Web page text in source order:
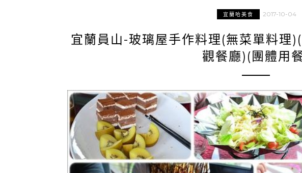
宜蘭哈美食 2017-10-04
宜蘭員山-玻璃屋手作料理(無菜單料理
觀餐廳)(團體用